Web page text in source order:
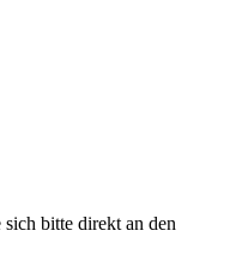
bitte direkt an den